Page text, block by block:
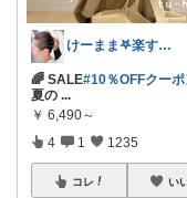
けーまま𖤐楽する家づくり☀︎*.｡
🌈 SALE#10％OFFクー
夏の ...
￥ 6,490～
4 1 1235
コレ い